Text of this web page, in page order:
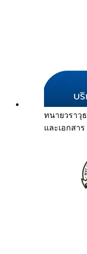
ทนายวราวุธ
และเอกสาร